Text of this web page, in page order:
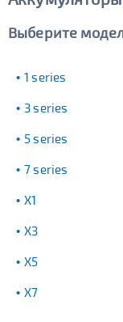
Выберите
1 series
3 series
5 series
7 series
X1
X3
X5
X7